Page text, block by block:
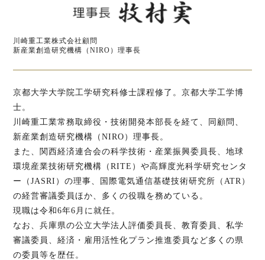
川崎重工業株式会社顧問
新産業創造研究機構（NIRO）理事長
京都大学大学院工学研究科修士課程修了。京都大学工学博
士。
川崎重工業常務取締役・技術開発本部長を経て、同顧問、
新産業創造研究機構（NIRO）理事長。
また、関西経済連合会の科学技術・産業振興委員長、地球
環境産業技術研究機構（RITE）や高輝度光科学研究センタ
ー（JASRI）の理事、国際電気通信基礎技術研究所（ATR）
の経営審議委員ほか、多くの役職を務めている。
現職は令和6年6月に就任。
なお、兵庫県の公立大学法人評価委員長、教育委員、私学
審議委員、経済・雇用活性化プラン推進委員など多くの県
の委員等を歴任。